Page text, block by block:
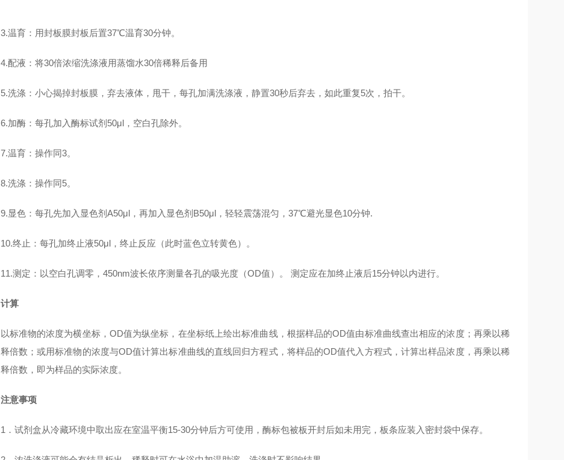
3.温育：用封板膜封板后置37℃温育30分钟。
4.配液：将30倍浓缩洗涤液用蒸馏水30倍稀释后备用
5.洗涤：小心揭掉封板膜，弃去液体，甩干，每孔加满洗涤液，静置30秒后弃去，如此重复5次，拍干。
6.加酶：每孔加入酶标试剂50μl，空白孔除外。
7.温育：操作同3。
8.洗涤：操作同5。
9.显色：每孔先加入显色剂A50μl，再加入显色剂B50μl，轻轻震荡混匀，37℃避光显色10分钟.
10.终止：每孔加终止液50μl，终止反应（此时蓝色立转黄色）。
11.测定：以空白孔调零，450nm波长依序测量各孔的吸光度（OD值）。 测定应在加终止液后15分钟以内进行。
计算
以标准物的浓度为横坐标，OD值为纵坐标，在坐标纸上绘出标准曲线，根据样品的OD值由标准曲线查出相应的浓度；再乘以稀
释倍数；或用标准物的浓度与OD值计算出标准曲线的直线回归方程式，将样品的OD值代入方程式，计算出样品浓度，再乘以稀
释倍数，即为样品的实际浓度。
注意事项
1．试剂盒从冷藏环境中取出应在室温平衡15-30分钟后方可使用，酶标包被板开封后如未用完，板条应装入密封袋中保存。